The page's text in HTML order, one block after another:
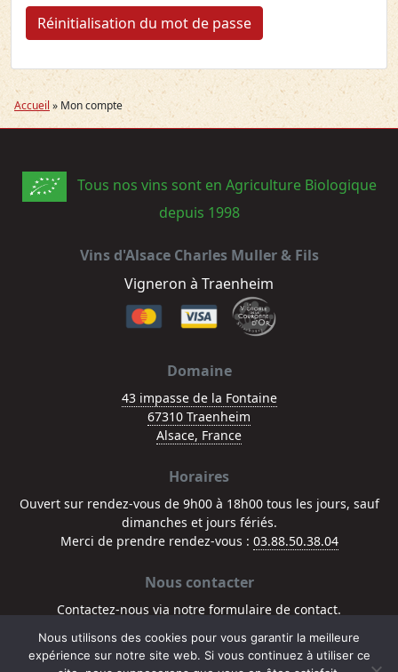
Réinitialisation du mot de passe
Accueil» Mon compte
Tous nos vins sont en Agriculture Biologique
depuis 1998
Vins d'Alsace Charles Muller & Fils
Vigneron à Traenheim
Domaine
43 impasse de la Fontaine
67310 Traenheim
Alsace, France
Horaires
Ouvert sur rendez-vous de 9h00 à 18h00 tous les jours, sauf
dimanches et jours fériés.
Merci de prendre rendez-vous : 03.88.50.38.04
Nous contacter
Contactez-nous via notre formulaire de contact.
© 2026 - L'abus d'alcool est dangereux pour la santé, à consommer avec
Nous utilisons des cookies pour vous garantir la meilleure
expérience sur notre site web. Si vous continuez à utiliser ce